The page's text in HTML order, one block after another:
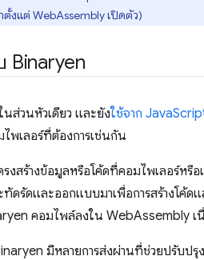
งแต่ WebAssembly เปิดตัว)
Binaryen
ส่วนหัวเดียว และยังใช้จาก
พเลอร์ที่ต้องการเช่นกัน
งสร้างข้อมูลหรือโค้ดที่คอมไพเลอร์หรื
ทัดรัดและออกแบบมาเพื่อการสร้างโ
คอมไพล์ลงใน WebAssembly
มีหลายการส่งผ่านที่ช่วยปรับปรุ